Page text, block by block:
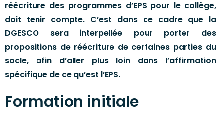
réécriture des programmes d’EPS pour le collège,
doit tenir compte. C’est dans ce cadre que la
DGESCO sera interpellée pour porter des
propositions de réécriture de certaines parties du
socle, afin d’aller plus loin dans l’affirmation
spécifique de ce qu’est l’EPS.
Formation initiale